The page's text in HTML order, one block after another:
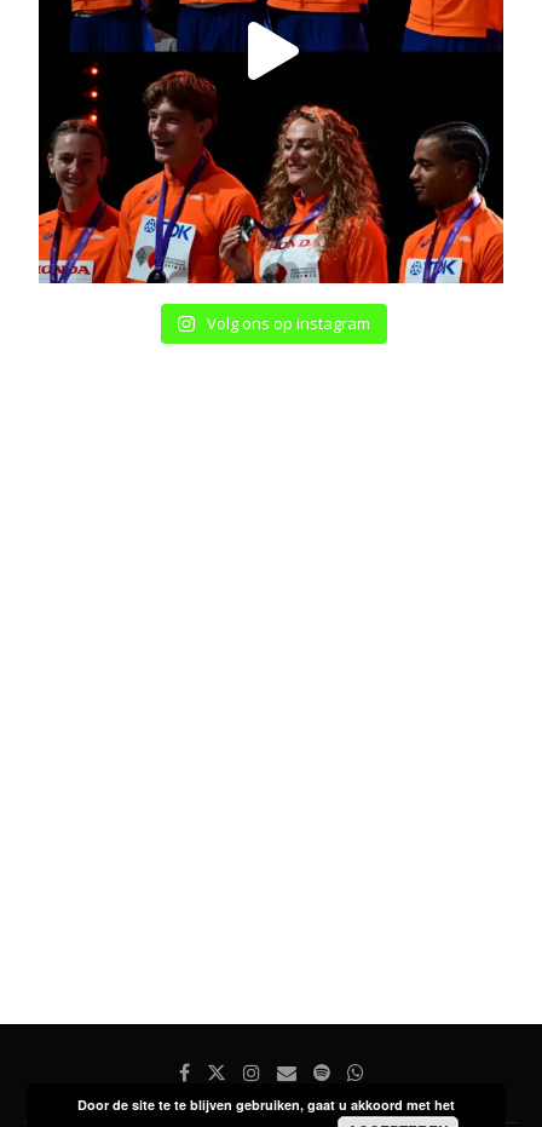
Volg ons op instagram
Door de site te te blijven gebruiken, gaat u akkoord met het